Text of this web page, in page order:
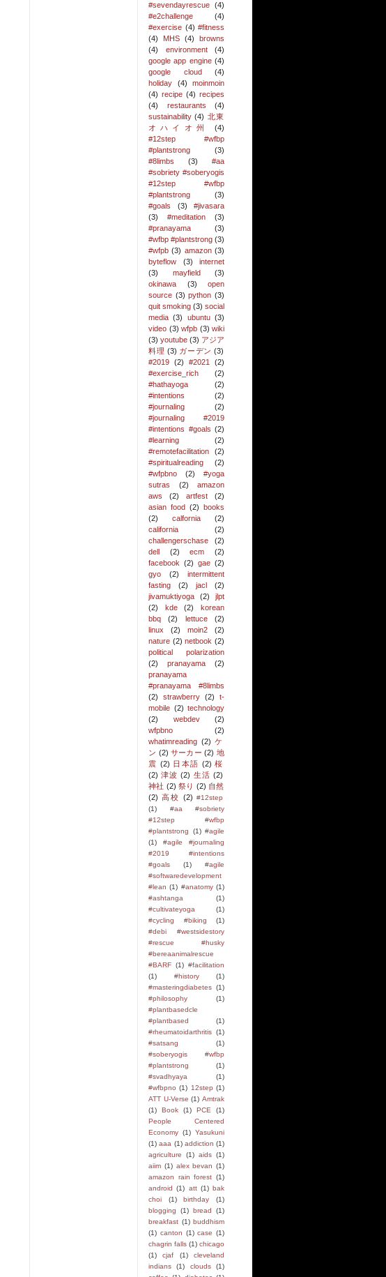
#sevendayrescue (4)
#e2challenge
(4)
#exercise (4) #fitness
(4)
MHS (4)
browns
(4)
environment
(4)
google app engine (4)
google cloud
(4)
holiday
(4)
moinmoin
(4) recipe (4) recipes
(4)
restaurants
(4)
sustainability (4) 北東
オハイオ州
(4)
#12step #wfbp
#plantstrong
(3)
#8limbs
(3)
#aa
#sobriety #soberyogis
#12step #wfbp
#plantstrong
(3)
#goals
(3)
#jivasara
(3)
#meditation
(3)
#pranayama
(3)
#wfbp #plantstrong (3)
#wfpb (3) amazon (3)
byteflow
(3)
internet
(3)
mayfield
(3)
okinawa
(3)
open
source (3) python (3)
quit smoking (3) social
media (3) ubuntu (3)
video (3) wfpb (3) wiki
(3) youtube (3) アジア
料理 (3) ガーデン (3)
#2019 (2) #2021
(2)
#exercise_rich
(2)
#hathayoga
(2)
#intentions
(2)
#journaling
(2)
#journaling #2019
#intentions #goals (2)
#learning
(2)
#remotefacilitation
(2)
#spiritualreading
(2)
#wfpbno
(2)
#yoga
sutras
(2)
amazon
aws
(2) artfest
(2)
asian food (2)
books
(2)
calfornia
(2)
california
(2)
challengerschase
(2)
dell
(2) ecm
(2)
facebook (2) gae (2)
gyo
(2)
intermittent
fasting
(2) jacl
(2)
jivamuktiyoga
(2)
jlpt
(2)
kde (2)
korean
bbq
(2) lettuce
(2)
linux
(2) moin2
(2)
nature (2) netbook (2)
political polarization
(2)
pranayama
(2)
pranayama
#pranayama #8limbs
(2)
strawberry (2)
t-
mobile (2) technology
(2)
webdev
(2)
wfpbno
(2)
whatimreading (2) ケ
ン (2) サーカー (2) 地
震 (2) 日本語 (2) 桜
(2) 津波 (2) 生活 (2)
神社 (2) 祭り (2) 自然
(2) 高校 (2) #12step
(1)
#aa #sobriety
#12step #wfbp
#plantstrong
(1) #agile
(1)
#agile #journaling
#2019 #intentions
#goals
(1)
#agile
#softwaredevelopment
#lean (1) #anatomy (1)
#ashtanga
(1)
#cultivateyoga
(1)
#cycling #biking
(1)
#debi #westsidestory
#rescue #husky
#bereaanimalrescue
#BARF (1) #facilitation
(1)
#history
(1)
#masteringdiabetes (1)
#philosophy
(1)
#plantbasedcle
#plantbased
(1)
#rheumatoidarthritis (1)
#satsang
(1)
#soberyogis #wfbp
#plantstrong
(1)
#svadhyaya
(1)
#wfbpno (1) 12step (1)
ATT U-Verse (1) Amtrak
(1)
Book (1) PCE
(1)
People Centered
Economy (1) Yasukuni
(1) aaa (1) addiction (1)
agriculture
(1) aids (1)
aiim (1) alex bevan (1)
amazon rain forest (1)
android
(1) att (1) bak
choi
(1) birthday
(1)
blogging
(1) bread
(1)
breakfast (1) buddhism
(1) canton (1) case (1)
chagrin falls (1) chicago
(1)
cjaf (1)
cleveland
indians
(1) clouds
(1)